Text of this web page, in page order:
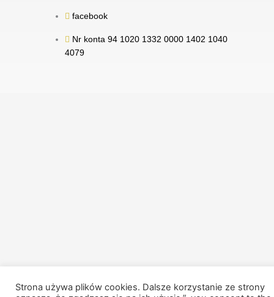
facebook
Nr konta 94 1020 1332 0000 1402 1040
4079
Strona używa plików cookies. Dalsze korzystanie ze strony